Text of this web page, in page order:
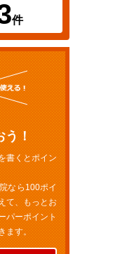
件
う！
書くとポイン
なら100ポイ
て、もっとお
パーポイント
ます。